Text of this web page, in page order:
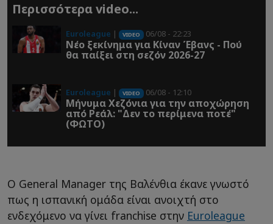
Περισσότερα video...
Euroleague | VIDEO 06/08 - 22:23
Νέο ξεκίνημα για Κίναν Έβανς - Πού
θα παίξει στη σεζόν 2026-27
Euroleague | VIDEO 06/08 - 12:10
Μήνυμα Χεζόνια για την αποχώρηση
από Ρεάλ: "Δεν το περίμενα ποτέ"
(ΦΩΤΟ)
Ο General Manager της Βαλένθια έκανε γνωστό
πως η ισπανική ομάδα είναι ανοιχτή στο
ενδεχόμενο να γίνει franchise στην Euroleague